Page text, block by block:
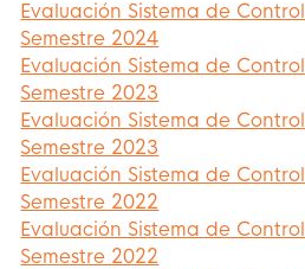
Evaluación Sistema de
Semestre 2024
Evaluación Sistema de
Semestre 2023
Evaluación Sistema de
Semestre 2023
Evaluación Sistema de
Semestre 2022
Evaluación Sistema de
Semestre 2022